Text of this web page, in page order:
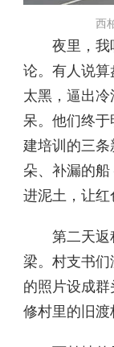
西
夜里，我听
论。有人说
太黑，逼出
呆。他们终
建培训的三
朵、补漏的
进泥土，让红
第二天返程
梁。村支书
的照片设成
修村里的旧渡